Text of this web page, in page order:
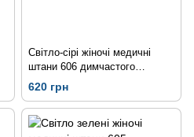
Світло-сірі жіночі медичні
штани 606 димчастого
кольору
620 грн